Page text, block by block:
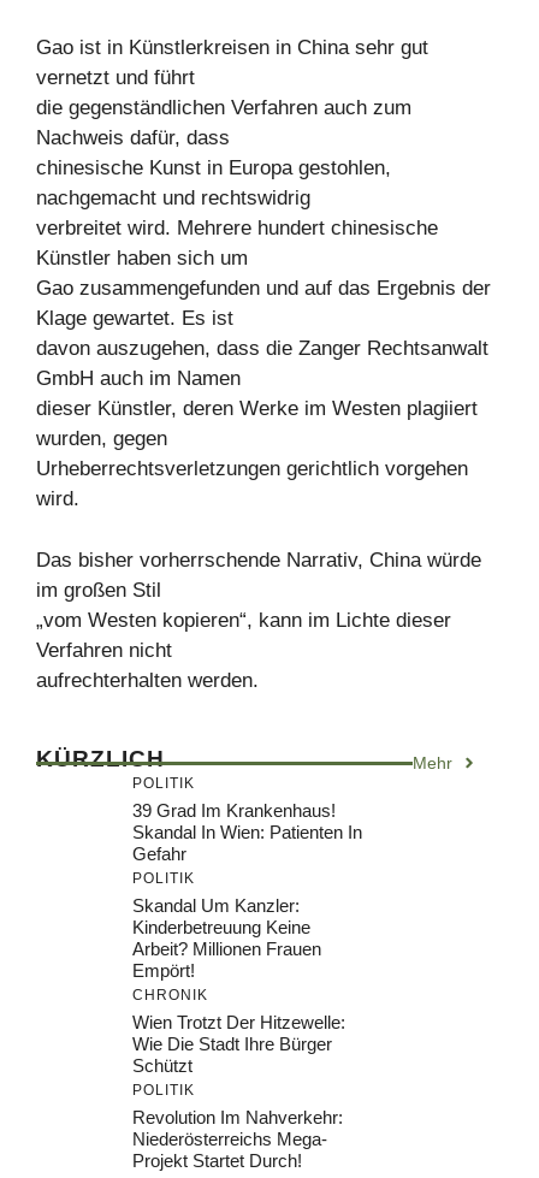
Gao ist in Künstlerkreisen in China sehr gut
vernetzt und führt
die gegenständlichen Verfahren auch zum
Nachweis dafür, dass
chinesische Kunst in Europa gestohlen,
nachgemacht und rechtswidrig
verbreitet wird. Mehrere hundert chinesische
Künstler haben sich um
Gao zusammengefunden und auf das Ergebnis der
Klage gewartet. Es ist
davon auszugehen, dass die Zanger Rechtsanwalt
GmbH auch im Namen
dieser Künstler, deren Werke im Westen plagiiert
wurden, gegen
Urheberrechtsverletzungen gerichtlich vorgehen
wird.
Das bisher vorherrschende Narrativ, China würde
im großen Stil
„vom Westen kopieren“, kann im Lichte dieser
Verfahren nicht
aufrechterhalten werden.
KÜRZLICH Mehr
POLITIK
39 Grad Im Krankenhaus!
Skandal In Wien: Patienten In
Gefahr
POLITIK
Skandal Um Kanzler:
Kinderbetreuung Keine
Arbeit? Millionen Frauen
Empört!
CHRONIK
Wien Trotzt Der Hitzewelle:
Wie Die Stadt Ihre Bürger
Schützt
POLITIK
Revolution Im Nahverkehr:
Niederösterreichs Mega-
Projekt Startet Durch!